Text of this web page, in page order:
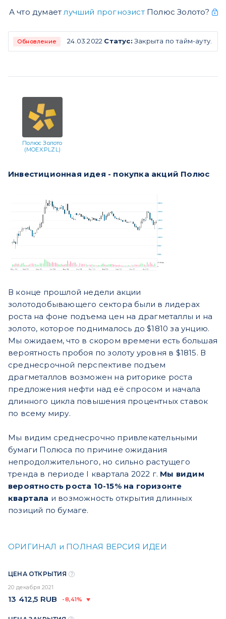
А что думаетлучший прогнозистПолюс Золото?
Обновление 24.03.2022 Статус: Закрыта по тайм-ауту.
Полюс Золото
(MOEX:PLZL)
Инвестиционная идея - покупка ​акций Полюс
В конце прошлой недели акции
золотодобывающего сектора были в лидерах
роста на фоне подъема цен на драгметаллы и на
золото, которое поднималось до $1810 за унцию.
Мы ожидаем, что в скором времени есть большая
вероятность пробоя по золоту уровня в $1815. В
среднесрочной перспективе подъем
драгметаллов возможен на риторике роста
предложения нефти над её спросом и начала
длинного цикла повышения процентных ставок
по всему миру.
Мы видим среднесрочно привлекательными
бумаги Полюса по причине ожидания
непродолжительного, но сильно растущего
тренда в периоде I квартала 2022 г. Мы видим
вероятность роста 10-15% на горизонте
квартала и возможность открытия длинных
позиций по бумаге.
ОРИГИНАЛ и ПОЛНАЯ ВЕРСИЯ ИДЕИ
ЦЕНА ОТКРЫТИЯ
20 декабря 2021
13 412,5 RUB -8,41%